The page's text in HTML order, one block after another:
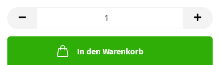
In den Warenkorb